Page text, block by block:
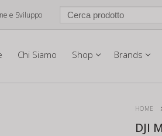
e Sviluppo
Chi Siamo Shop Brands
HOME
DJI